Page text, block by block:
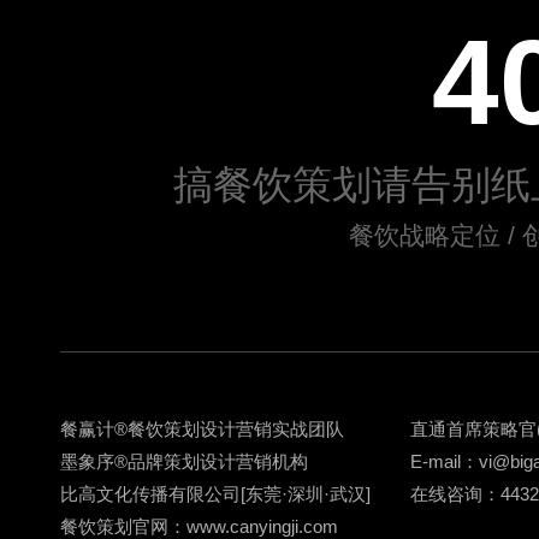
搞餐饮策划请告别
餐饮战略定位 /
餐赢计®餐饮策划设计营销实战团队
墨象序®品牌策划设计营销机构
比高文化传播有限公司[东莞·深圳·武汉]
餐饮策划官网： www.canyingji.com
直通首席策略
E-mail：
在线咨询：